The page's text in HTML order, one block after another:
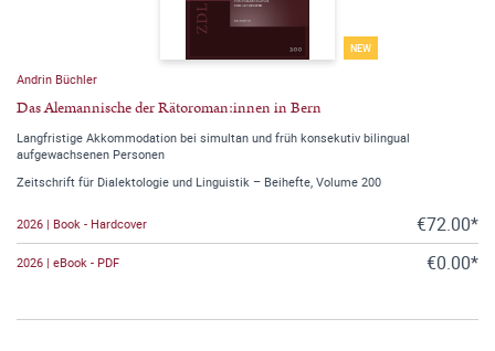
NEW
Andrin Büchler
Das Alemannische der Rätoroman:innen in Bern
Langfristige Akkommodation bei simultan und früh konsekutiv bilingual
aufgewachsenen Personen
Zeitschrift für Dialektologie und Linguistik – Beihefte, Volume 200
2026 | Book - Hardcover €72.00*
2026 | eBook - PDF €0.00*